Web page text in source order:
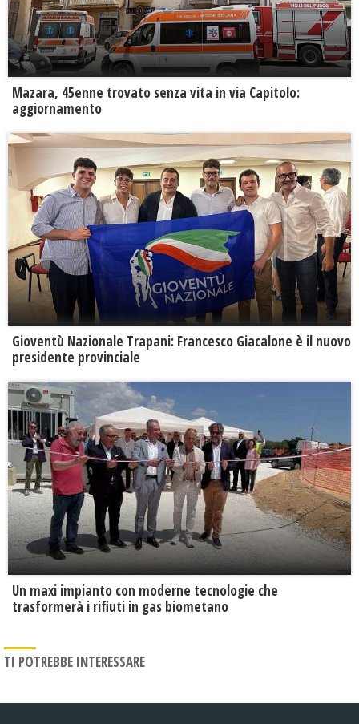
Mazara, 45enne trovato senza vita in via Capitolo:
aggiornamento
Gioventù Nazionale Trapani: Francesco Giacalone è il nuovo
presidente provinciale
Un maxi impianto con moderne tecnologie che
trasformerà i rifiuti in gas biometano
TI POTREBBE INTERESSARE